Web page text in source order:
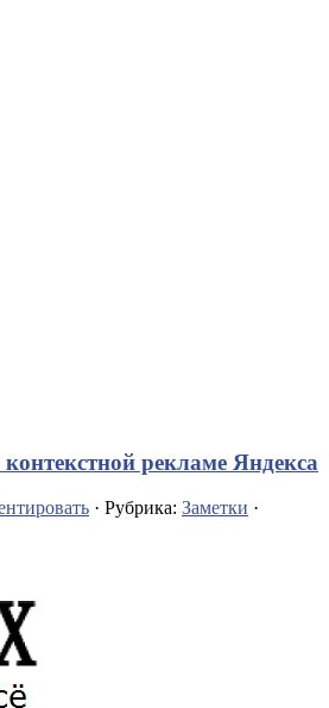
рекламе Яндекса
· Рубрика: Заметки ·